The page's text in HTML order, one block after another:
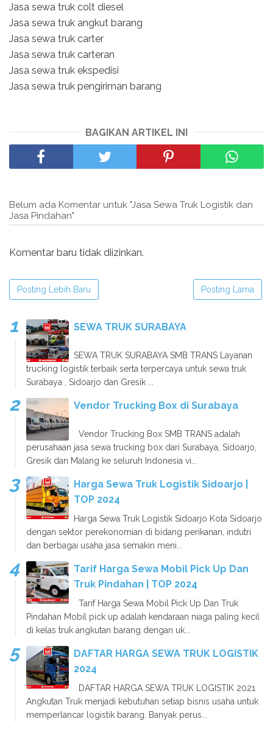
Jasa sewa truk colt diesel
Jasa sewa truk angkut barang
Jasa sewa truk carter
Jasa sewa truk carteran
Jasa sewa truk ekspedisi
Jasa sewa truk pengiriman barang
BAGIKAN ARTIKEL INI
Belum ada Komentar untuk "Jasa Sewa Truk Logistik dan
Jasa Pindahan"
Komentar baru tidak diizinkan.
Posting Lebih Baru Posting Lama
SEWA TRUK SURABAYA
SEWA TRUK SURABAYA SMB TRANS Layanan
trucking logistik terbaik serta terpercaya untuk sewa truk
Surabaya , Sidoarjo dan Gresik ...
Vendor Trucking Box di Surabaya
Vendor Trucking Box SMB TRANS adalah
perusahaan jasa sewa trucking box dari Surabaya, Sidoarjo,
Gresik dan Malang ke seluruh Indonesia vi...
Harga Sewa Truk Logistik Sidoarjo |
TOP 2024
Harga Sewa Truk Logistik Sidoarjo Kota Sidoarjo
dengan sektor perekonomian di bidang perikanan, indutri
dan berbagai usaha jasa semakin meni...
Tarif Harga Sewa Mobil Pick Up Dan
Truk Pindahan | TOP 2024
Tarif Harga Sewa Mobil Pick Up Dan Truk
Pindahan Mobil pick up adalah kendaraan niaga paling kecil
di kelas truk angkutan barang dengan uk...
DAFTAR HARGA SEWA TRUK LOGISTIK
2024
DAFTAR HARGA SEWA TRUK LOGISTIK 2021
Angkutan Truk menjadi kebutuhan setiap bisnis usaha untuk
memperlancar logistik barang. Banyak perus...